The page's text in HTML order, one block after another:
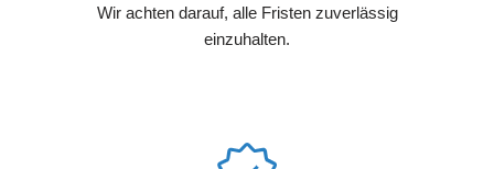
Wir achten darauf, alle Fristen zuverlässig
einzuhalten.